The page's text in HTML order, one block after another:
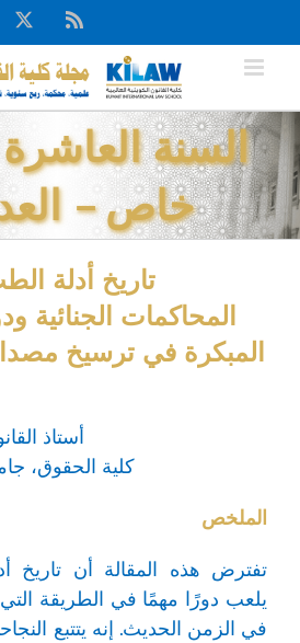
to
content
Rss
X
السنة
خاص –
تاريخ أدلة
المحاكمات الجنائية
المبكرة في ترسيخ
أستاذ
كلية الحقوق،
الملخص
تفترض هذه المقالة أن تاريخ
يلعب دورًا مهمًا في الطريقة التي
في الزمن الحديث. إنه يتتبع